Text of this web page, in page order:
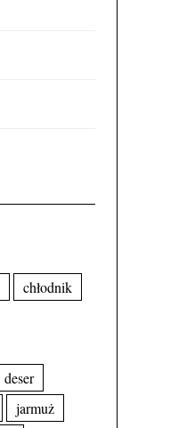
chłodnik
deser
jarmuż